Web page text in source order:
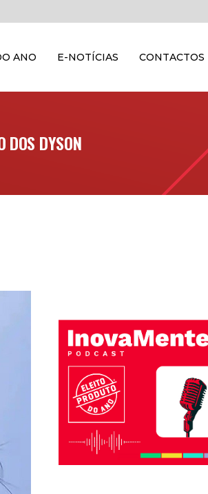
ANO E-NOTÍCIAS CONTACTOS
DOS DYSON